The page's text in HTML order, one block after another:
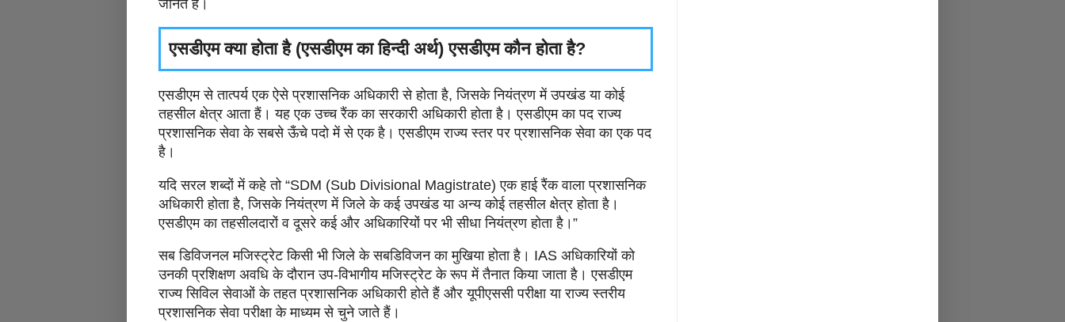
जानते है।
एसडीएम क्या होता है (एसडीएम का हिन्दी अर्थ) एसडीएम कौन होता है?
एसडीएम से तात्पर्य एक ऐसे प्रशासनिक अधिकारी से होता है, जिसके नियंत्रण में उपखंड या कोई
तहसील क्षेत्र आता हैं। यह एक उच्च रैंक का सरकारी अधिकारी होता है। एसडीएम का पद राज्य
प्रशासनिक सेवा के सबसे ऊँचे पदो में से एक है। एसडीएम राज्य स्तर पर प्रशासनिक सेवा का एक पद
है।
यदि सरल शब्दों में कहे तो “SDM (Sub Divisional Magistrate) एक हाई रैंक वाला प्रशासनिक
अधिकारी होता है, जिसके नियंत्रण में जिले के कई उपखंड या अन्य कोई तहसील क्षेत्र होता है।
एसडीएम का तहसीलदारों व दूसरे कई और अधिकारियों पर भी सीधा नियंत्रण होता है।”
सब डिविजनल मजिस्ट्रेट किसी भी जिले के सबडिविजन का मुखिया होता है। IAS अधिकारियों को
उनकी प्रशिक्षण अवधि के दौरान उप-विभागीय मजिस्ट्रेट के रूप में तैनात किया जाता है। एसडीएम
राज्य सिविल सेवाओं के तहत प्रशासनिक अधिकारी होते हैं और यूपीएससी परीक्षा या राज्य स्तरीय
प्रशासनिक सेवा परीक्षा के माध्यम से चुने जाते हैं।